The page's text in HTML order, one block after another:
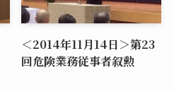
＜2014年11月14日＞第23
回危険業務従事者叙勲